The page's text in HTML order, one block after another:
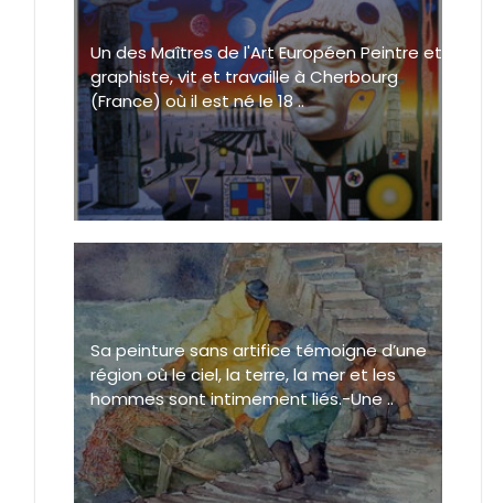
Un des Maîtres de l'Art Européen Peintre et
graphiste, vit et travaille à Cherbourg
(France) où il est né le 18 ..
Sa peinture sans artifice témoigne d’une
région où le ciel, la terre, la mer et les
hommes sont intimement liés.-Une ..